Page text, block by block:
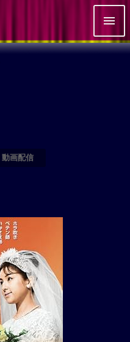
動画配信